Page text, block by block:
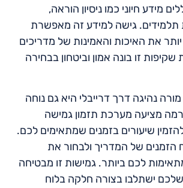
מידע חיוני כמו ניסיון הוראה,
תלמידים. גישה למידע זה מאפשרת
את האיכות והאמינות של מדריכים
שקיפות זו בונה אמון וביטחון בבחירה
נהיגה דרך דרייבלי היא גם נוחה
מציעה מערכת תזמון גמישה
שיעורים בזמנים שמתאימים לכם.
הזמנים של המדריך ולבחור את
לכם ביותר. גמישות זו מבטיחה
שלכם ישתלבו בצורה חלקה בלוח